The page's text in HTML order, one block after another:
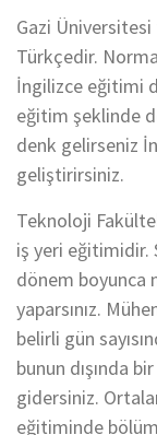
Gazi
Türkçedir.
İngilizce eğitimi
eğitim şeklinde
denk gelirseniz
geliştirirsiniz.
Teknoloji
iş yeri eğitimidir.
dönem boyunca
yaparsınız.
belirli gün
bunun dışında
gidersiniz.
eğitiminde